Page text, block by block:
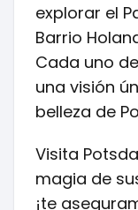
explorar el
Barrio
Cada uno
una visión
belleza de
Visita
magia de
¡te